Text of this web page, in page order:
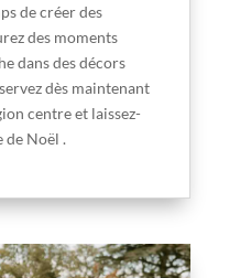
de créer des
des moments
dans des décors
dès maintenant
centre et laissez-
de Noël .